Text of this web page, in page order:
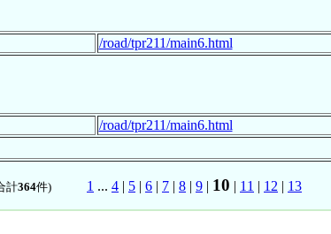
/road/tpr211/main6.html
/road/tpr211/main6.html
計364件) 1 ... 4 | 5 | 6 | 7 | 8 | 9 | 10 | 11 | 12 | 13